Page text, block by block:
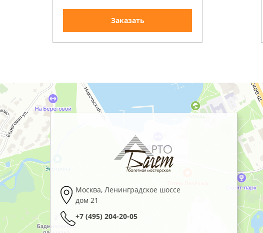
Заказать
Москва, Ленинградское шоссе
дом 21
+7 (495) 204-20-05